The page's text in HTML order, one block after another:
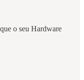
o seu Hardware